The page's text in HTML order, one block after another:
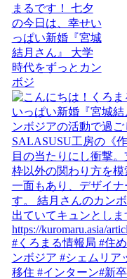
まるです！ 七夕
の今日は、幸せい
っぱい新婚『宮城
結月さん』 大学
時代をずっとカン
ボジ